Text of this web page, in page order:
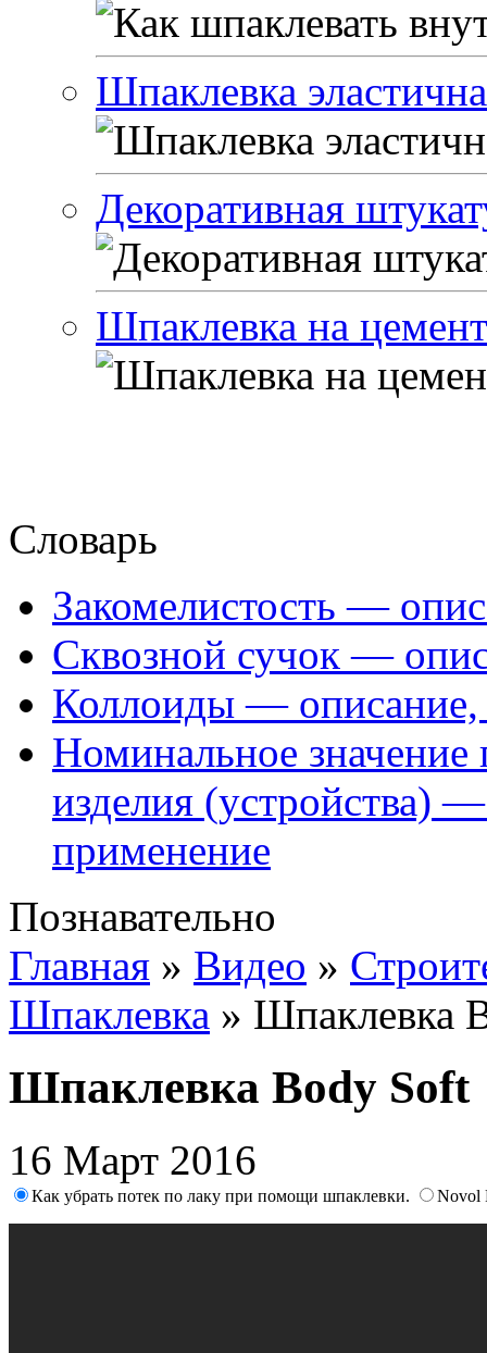
Шпаклевка
Декоративная
Шпаклевка на
Словарь
Закомелистость —
Сквозной сучок —
Коллоиды — описание,
Номинальное значение
изделия (устройства)
применение
Познавательно
Главная » Видео »
Шпаклевка » Шпаклевка
Шпаклевка Body Soft
16 Март 2016
Как убрать потек по лаку при помощи шпаклевки. Novol